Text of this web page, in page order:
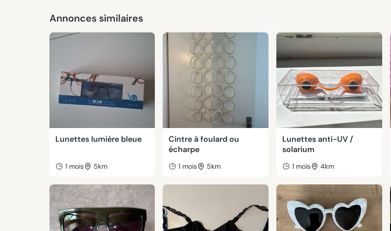
Annonces similaires
Lunettes lumière bleue
1 mois 5km
Cintre à foulard ou
écharpe
1 mois 5km
Lunettes anti-UV /
solarium
1 mois 4km